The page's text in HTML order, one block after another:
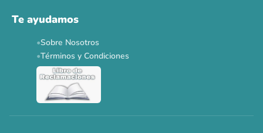
Ver todas las promos 🐾
Te ayudamos
Sobre Nosotros
Términos y Condiciones